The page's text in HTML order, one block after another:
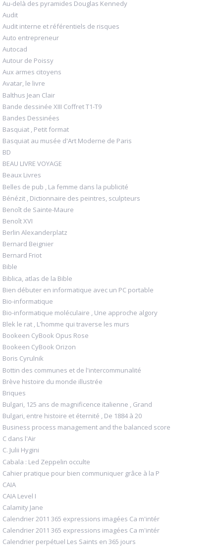
Au-delà des pyramides Douglas Kennedy
Audit
Audit interne et référentiels de risques
Auto entrepreneur
Autocad
Autour de Poissy
Aux armes citoyens
Avatar, le livre
Balthus Jean Clair
Bande dessinée XIII Coffret T1-T9
Bandes Dessinées
Basquiat , Petit format
Basquiat au musée d'Art Moderne de Paris
BD
BEAU LIVRE VOYAGE
Beaux Livres
Belles de pub , La femme dans la publicité
Bénézit , Dictionnaire des peintres, sculpteurs
Benoît de Sainte-Maure
Benoît XVI
Berlin Alexanderplatz
Bernard Beignier
Bernard Friot
Bible
Biblica, atlas de la Bible
Bien débuter en informatique avec un PC portable
Bio-informatique
Bio-informatique moléculaire , Une approche algory
Blek le rat , L'homme qui traverse les murs
Bookeen CyBook Opus Rose
Bookeen CyBook Orizon
Boris Cyrulnik
Bottin des communes et de l'intercommunalité
Brève histoire du monde illustrée
Briques
Bulgari, 125 ans de magnificence italienne , Grand
Bulgari, entre histoire et éternité , De 1884 à 20
Business process management and the balanced score
C dans l'Air
C. Julii Hygini
Cabala : Led Zeppelin occulte
Cahier pratique pour bien communiquer grâce à la P
CAIA
CAIA Level I
Calamity Jane
Calendrier 2011 365 expressions imagées Ca m'intér
Calendrier 2011 365 expressions imagées Ca m'intér
Calendrier perpétuel Les Saints en 365 jours